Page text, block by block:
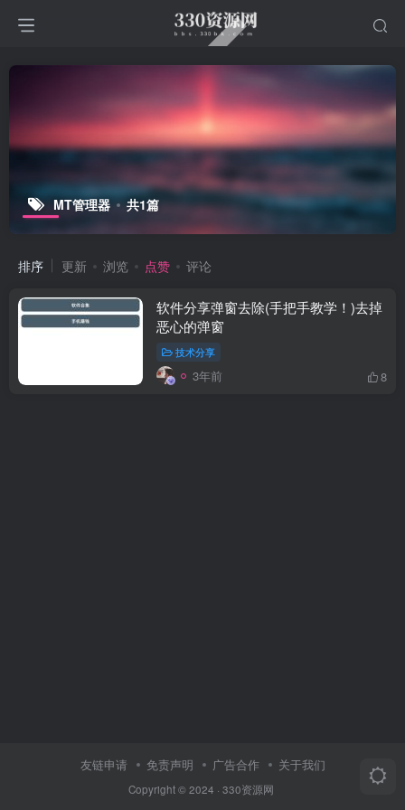
MT管理器 共1篇
排序 更新 浏览 点赞 评论
软件分享弹窗去除(手把手教学！)去掉
恶心的弹窗
技术分享
3年前 8
友链申请 免责声明 广告合作 关于我们
Copyright © 2024 · 330资源网